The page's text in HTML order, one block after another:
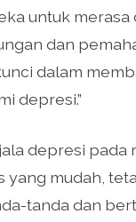
untuk merasa
dan
dalam
depresi.”
depresi pada
yang mudah,
tanda dan